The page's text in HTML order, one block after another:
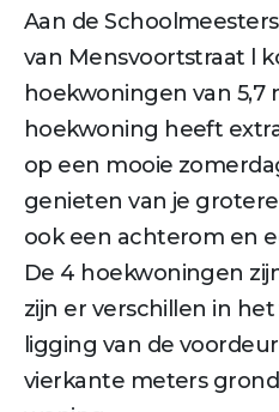
Aan de
van Mensvoortstraat l
hoekwoningen van 5,7
hoekwoning heeft
op een mooie
genieten van je
ook een achterom en
De 4 hoekwoningen
zijn er verschillen in
ligging van de
vierkante meters